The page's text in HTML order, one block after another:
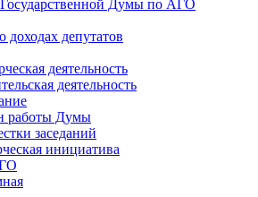
Думы по АГО
доходах депутатов
деятельность
деятельность
работы Думы
заседаний
инициатива